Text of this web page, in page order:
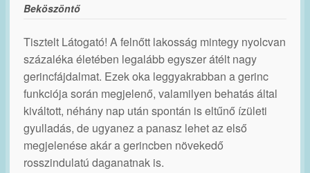
Beköszöntő
Tisztelt Látogató! A felnőtt lakosság mintegy nyolcvan
százaléka életében legalább egyszer átélt nagy
gerincfájdalmat. Ezek oka leggyakrabban a gerinc
funkciója során megjelenő, valamilyen behatás által
kiváltott, néhány nap után spontán is eltűnő ízületi
gyulladás, de ugyanez a panasz lehet az első
megjelenése akár a gerincben növekedő
rosszindulatú daganatnak is.